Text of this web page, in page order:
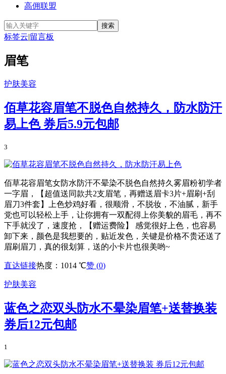
高佣联盟
标签云|留言板
眉笔
护肤美容
佰草花容眉笔不脱色自然持久，防水防汗
易上色券后5.9元包邮
3
佰草花容眉笔女防水防汗不晕染不脱色自然持久雾眉粉初学者
一字眉，【超值送同款共2支眉笔，再赠送眉卡3片+眉刷+刮
眉刀3件套】上色炒鸡好看，很顺滑，不脱妆，不油腻，新手
党也可以轻松上手，让你拥有一双配得上你美貌的眉毛，再不
下手就没了，速度抢，【赠运费险】 感觉很好上色，也容易
卸下来，颜色是我想要的，贴近发色，关键是价格不贵还送了
眉刷眉刀，真的很划算，送的小卡片也很美哟~
直达链接热度：1014 ℃赞 (0)
护肤美容
蓝色之恋双头防水不晕染眉笔+送替换装
券后12元包邮
1